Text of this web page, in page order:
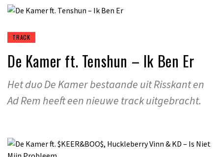
TRACK
De Kamer ft. Tenshun – Ik Ben Er
Het duo De Kamer bestaande uit Risskant en
Ad Rem heeft een nieuwe track uitgebracht.